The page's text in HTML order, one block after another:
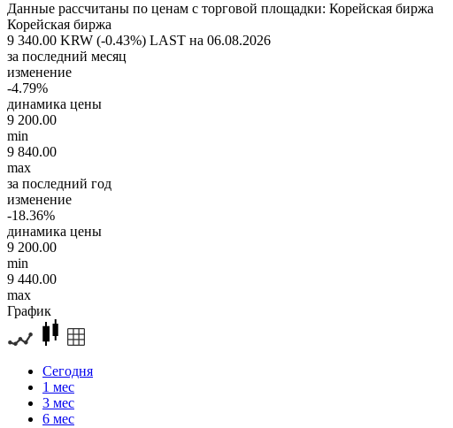
Данные рассчитаны по ценам с торговой площадки: Корейская биржа
Корейская биржа
9 340.00 KRW (-0.43%) LAST на 06.08.2026
за последний месяц
изменение
-4.79%
динамика цены
9 200.00
min
9 840.00
max
за последний год
изменение
-18.36%
динамика цены
9 200.00
min
9 440.00
max
График
Сегодня
1 мес
3 мес
6 мес